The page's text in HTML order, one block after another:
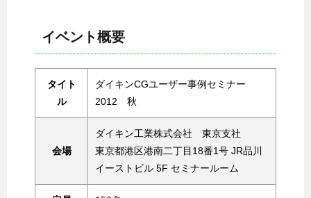
イベント概要
タイト
ル
ダイキンCGユーザー事例セミナー
2012 秋
会場
ダイキン工業株式会社 東京支社
東京都港区港南二丁目18番1号 JR品川
イーストビル 5F セミナールーム